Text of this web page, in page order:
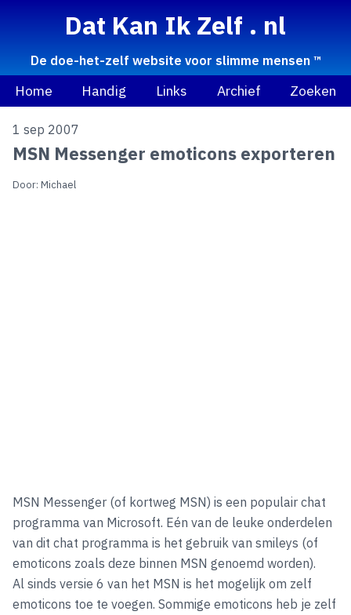
Dat Kan Ik Zelf . nl
De doe-het-zelf website voor slimme mensen ™
Home Handig Links Archief Zoeken
1 sep 2007
MSN Messenger emoticons exporteren
Door: Michael
MSN Messenger (of kortweg MSN) is een populair chat
programma van Microsoft. Eén van de leuke onderdelen
van dit chat programma is het gebruik van smileys (of
emoticons zoals deze binnen MSN genoemd worden).
Al sinds versie 6 van het MSN is het mogelijk om zelf
emoticons toe te voegen. Sommige emoticons heb je zelf